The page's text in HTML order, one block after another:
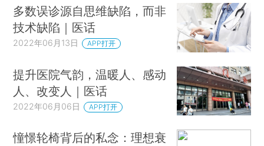
多数误诊源自思维缺陷，而非
技术缺陷｜医话
2022年06月13日 APP打开
提升医院气韵，温暖人、感动
人、改变人｜医话
2022年06月06日 APP打开
憧憬轮椅背后的私念：理想衰